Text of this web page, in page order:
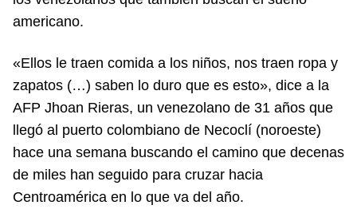
americano.
«Ellos le traen comida a los niños, nos traen ropa y
zapatos (…) saben lo duro que es esto», dice a la
AFP Jhoan Rieras, un venezolano de 31 años que
llegó al puerto colombiano de Necoclí (noroeste)
hace una semana buscando el camino que decenas
de miles han seguido para cruzar hacia
Centroamérica en lo que va del año.